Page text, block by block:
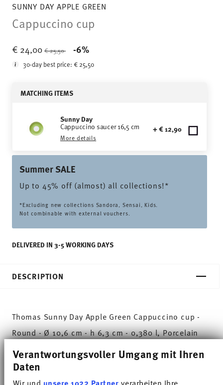
Verantwortungsvoller Umgang mit Ihren
Daten
Wir und unsere 1022 Partnerverarbeiten Ihre
SUNNY DAY APPLE GREEN
Cappuccino cup
€ 24,00 Price reduced from
€ 25,50 -6%
30-day best price:€ 25,50
MATCHING ITEMS
Sunny Day
Cappuccino saucer 16,5 cm
More details
+ € 12,90
Summer SALE
Up to 45% off (almost) all collections!*
*Excluding new collections Sandora, Sensai, Kids.
Not combinable with external vouchers.
DELIVERED IN 3-5 WORKING DAYS
DESCRIPTION
Thomas Sunny Day Apple Green Cappuccino cup -
Round - Ø 10,6 cm - h 6,3 cm - 0,380 l, Porcelain
Apple Green
The extensive colour palette with the great variety